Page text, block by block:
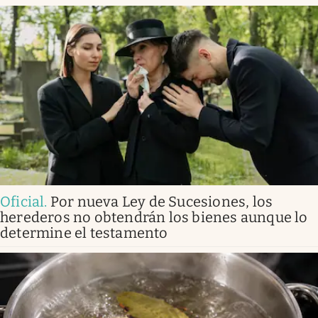
Oficial. Por nueva Ley de Sucesiones, los
herederos no obtendrán los bienes aunque lo
determine el testamento